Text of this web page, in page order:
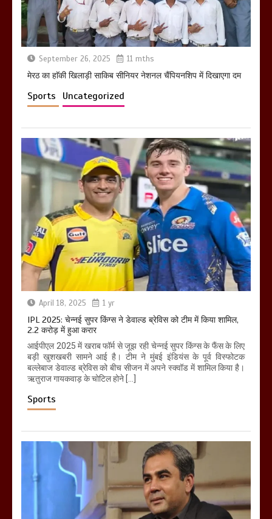
March 11, 2025
September 26, 2025 11 mths
मेरठ का हाॅकी खिलाड़ी साकिब सीनियर नेशनल चैंपियनशिप में दिखाएगा दम
Sports Uncategorized
April 18, 2025 1 yr
IPL 2025: चेन्नई सुपर किंग्स ने डेवाल्ड ब्रेविस को टीम में किया शामिल,
2.2 करोड़ में हुआ करार
आईपीएल 2025 में खराब फॉर्म से जूझ रही चेन्नई सुपर किंग्स के फैंस के लिए
बड़ी खुशखबरी सामने आई है। टीम ने मुंबई इंडियंस के पूर्व विस्फोटक
बल्लेबाज डेवाल्ड ब्रेविस को बीच सीजन में अपने स्क्वॉड में शामिल किया है।
ऋतुराज गायकवाड़ के चोटिल होने […]
Sports